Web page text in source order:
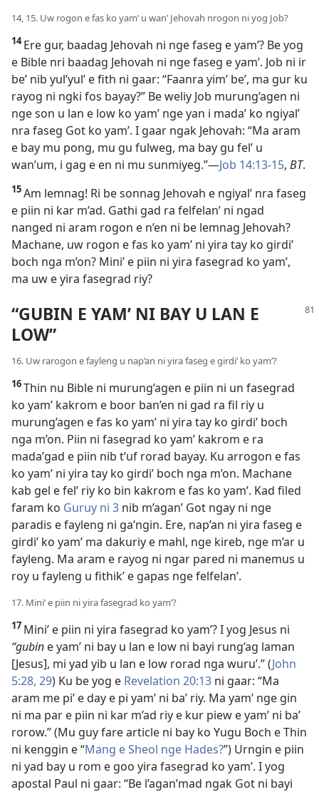
14, 15. Uw rogon e fas ko yam’ u wan’ Jehovah nrogon ni yog Job?
14Ere gur, baadag Jehovah ni nge faseg e yam’? Be yog
e Bible nri baadag Jehovah ni nge faseg e yam’. Job ni ir
be’ nib yul’yul’ e fith ni gaar: “Faanra yim’ be’, ma gur ku
rayog ni ngki fos bayay?” Be weliy Job murung’agen ni
nge son u lan e low ko yam’ nge yan i mada’ ko ngiyal’
nra faseg Got ko yam’. I gaar ngak Jehovah: “Ma aram
e bay mu pong, mu gu fulweg, ma bay gu fel’ u
wan’um, i gag e en ni mu sunmiyeg.”​—Job 14:13-15, BT.
15Am lemnag! Ri be sonnag Jehovah e ngiyal’ nra faseg
e piin ni kar m’ad. Gathi gad ra felfelan’ ni ngad
nanged ni aram rogon e n’en ni be lemnag Jehovah?
Machane, uw rogon e fas ko yam’ ni yira tay ko girdi’
boch nga m’on? Mini’ e piin ni yira fasegrad ko yam’,
ma uw e yira fasegrad riy?
“GUBIN E YAM’ NI BAY U LAN E
LOW”
16. Uw rarogon e fayleng u nap’an ni yira faseg e girdi’ ko yam’?
16Thin nu Bible ni murung’agen e piin ni un fasegrad
ko yam’ kakrom e boor ban’en ni gad ra fil riy u
murung’agen e fas ko yam’ ni yira tay ko girdi’ boch
nga m’on. Piin ni fasegrad ko yam’ kakrom e ra
mada’gad e piin nib t’uf rorad bayay. Ku arrogon e fas
ko yam’ ni yira tay ko girdi’ boch nga m’on. Machane
kab gel e fel’ riy ko bin kakrom e fas ko yam’. Kad filed
faram ko Guruy ni 3 nib m’agan’ Got ngay ni nge
paradis e fayleng ni ga’ngin. Ere, nap’an ni yira faseg e
girdi’ ko yam’ ma dakuriy e mahl, nge kireb, nge m’ar u
fayleng. Ma aram e rayog ni ngar pared ni manemus u
roy u fayleng u fithik’ e gapas nge felfelan’.
17. Mini’ e piin ni yira fasegrad ko yam’?
17 Mini’ e piin ni yira fasegrad ko yam’? I yog Jesus ni
“gubin e yam’ ni bay u lan e low ni bayi rung’ag laman
[Jesus], mi yad yib u lan e low rorad nga wuru’.” (John
5:28, 29) Ku be yog e Revelation 20:13 ni gaar: “Ma
aram me pi’ e day e pi yam’ ni ba’ riy. Ma yam’ nge gin
ni ma par e piin ni kar m’ad riy e kur piew e yam’ ni ba’
rorow.” (Mu guy fare article ni bay ko Yugu Boch e Thin
ni kenggin e “Mang e Sheol nge Hades?”) Urngin e piin
ni yad bay u rom e goo yira fasegrad ko yam’. I yog
apostal Paul ni gaar: “Be l’agan’mad ngak Got ni bayi